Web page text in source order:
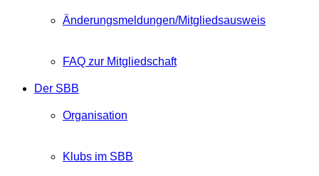
Änderungsmeldungen/Mitgliedsausweis
FAQ zur Mitgliedschaft
Der SBB
Organisation
Klubs im SBB